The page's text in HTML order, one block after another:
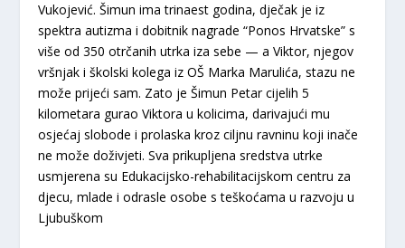
Vukojević. Šimun ima trinaest godina, dječak je iz
spektra autizma i dobitnik nagrade “Ponos Hrvatske” s
više od 350 otrčanih utrka iza sebe — a Viktor, njegov
vršnjak i školski kolega iz OŠ Marka Marulića, stazu ne
može prijeći sam. Zato je Šimun Petar cijelih 5
kilometara gurao Viktora u kolicima, darivajući mu
osjećaj slobode i prolaska kroz ciljnu ravninu koji inače
ne može doživjeti. Sva prikupljena sredstva utrke
usmjerena su Edukacijsko-rehabilitacijskom centru za
djecu, mlade i odrasle osobe s teškoćama u razvoju u
Ljubuškom